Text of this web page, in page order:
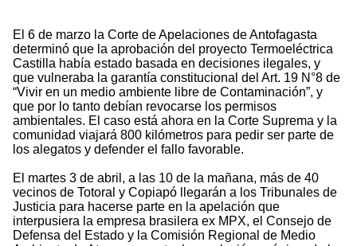
El 6 de marzo la Corte de Apelaciones de Antofagasta
determinó que la aprobación del proyecto Termoeléctrica
Castilla había estado basada en decisiones ilegales, y
que vulneraba la garantía constitucional del Art. 19 N°8 de
“Vivir en un medio ambiente libre de Contaminación”, y
que por lo tanto debían revocarse los permisos
ambientales. El caso está ahora en la Corte Suprema y la
comunidad viajará 800 kilómetros para pedir ser parte de
los alegatos y defender el fallo favorable.
El martes 3 de abril, a las 10 de la mañana, más de 40
vecinos de Totoral y Copiapó llegarán a los Tribunales de
Justicia para hacerse parte en la apelación que
interpusiera la empresa brasilera ex MPX, el Consejo de
Defensa del Estado y la Comisión Regional de Medio